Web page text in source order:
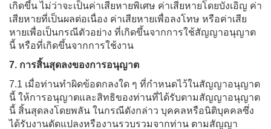
เกิดขึ้น ไม่ว่าจะเป็นค่าเสียหายพิเศษ ค่าเสียหายโดยบังเอิญ ค่า
เสียหายที่เป็นผลต่อเนื่อง ค่าเสียหายเพื่อลงโทษ หรือค่าเสีย
หายเพื่อเป็นกรณีตัวอย่าง ที่เกิดขึ้นจากการใช้สัญญาอนุญาต
นี้ หรือที่เกิดขึ้นจากการใช้งาน
7. การสิ้นสุดลงของการอนุญาต
7.1 เมื่อท่านทำผิดข้อตกลงใด ๆ ที่กำหนดไว้ในสัญญาอนุญาต
นี้ ให้การอนุญาตและสิทธิของท่านที่ได้รับตามสัญญาอนุญาต
นี้ สิ้นสุดลงโดยพลัน ในกรณีดังกล่าว บุคคลหรือนิติบุคคลซึ่ง
ได้รับงานดัดแปลงหรืองานรวบรวมจากท่าน ตามสัญญา